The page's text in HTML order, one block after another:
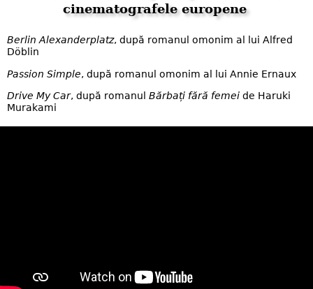
cinematografele europene
Berlin Alexanderplatz, după romanul omonim al lui Alfred
Döblin
Passion Simple, după romanul omonim al lui Annie Ernaux
Drive My Car, după romanul Bărbați fără femei de Haruki
Murakami